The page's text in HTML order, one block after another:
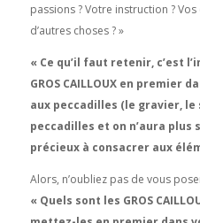
passions ? Votre instruction ?
d’autres choses ? »
« Ce qu’il faut retenir, c’est
GROS CAILLOUX en premier
aux peccadilles (le gravier, le
peccadilles et on n’aura plus
précieux à consacrer aux
Alors, n’oubliez pas de vous
« Quels sont les GROS